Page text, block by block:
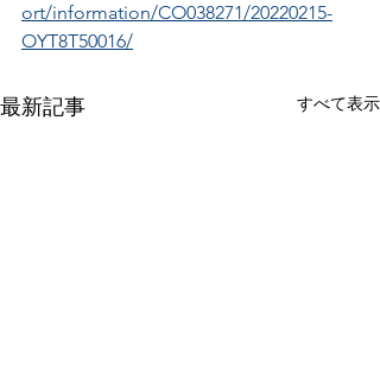
ort/information/CO038271/20220215-
OYT8T50016/
最新記事 すべて表示